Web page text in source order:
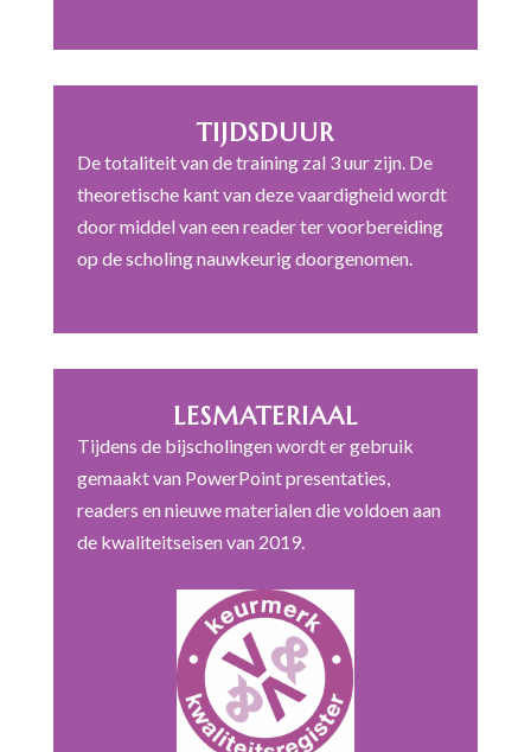
TIJDSDUUR
De totaliteit van de training zal 3 uur zijn. De
theoretische kant van deze vaardigheid wordt
door middel van een reader ter voorbereiding
op de scholing nauwkeurig doorgenomen.
LESMATERIAAL
Tijdens de bijscholingen wordt er gebruik
gemaakt van PowerPoint presentaties,
readers en nieuwe materialen die voldoen aan
de kwaliteitseisen van 2019.